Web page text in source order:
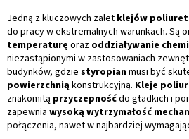
Jedną z kluczowych zalet klejów
do pracy w ekstremalnych warunkach. Są
temperaturę oraz oddziaływanie
niezastąpionymi w zastosowaniach
budynków, gdzie styropianmusi być
powierzchniąkonstrukcyjną. Kleje
znakomitą przyczepnośćdo gładkich i
zapewnia wysoką wytrzymałość
połączenia, nawet w najbardziej